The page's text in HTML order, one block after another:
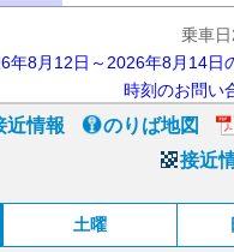
乗車
年8月12日～2026年8月14日
時刻のお問い
近情報 のりば地図
接近
土曜